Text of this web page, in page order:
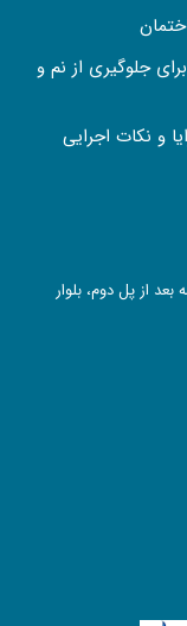
جلوگیری از نم و
و نکات اجرایی
از پل دوم، بلوار